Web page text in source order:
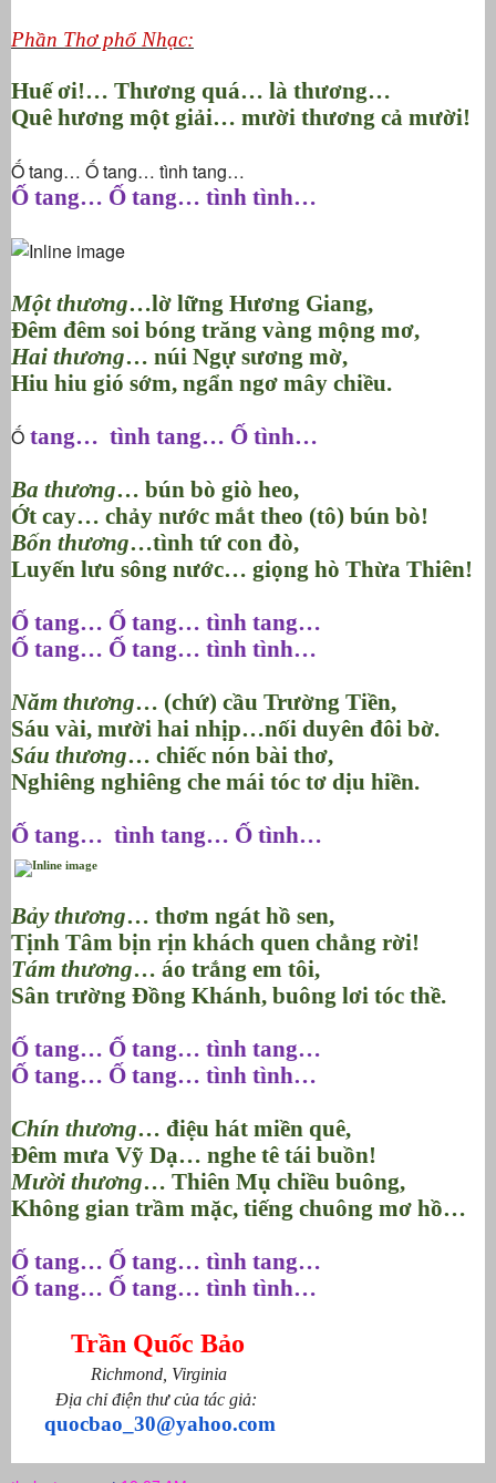
Phần Thơ phổ Nhạc:
Huế ơi!… Thương quá… là thương…
Quê hương một giải… mười thương cả mười!
Ố tang… Ố tang… tình tang…
Ố tang… Ố tang… tình tình…
Một thương…lờ lững Hương Giang,
Đêm đêm soi bóng trăng vàng mộng mơ,
Hai thương… núi Ngự sương mờ,
Hiu hiu gió sớm, ngẩn ngơ mây chiều.
Ố tang… tình tang… Ố tình…
Ba thương… bún bò giò heo,
Ớt cay… chảy nước mắt theo (tô) bún bò!
Bốn thương…tình tứ con đò,
Luyến lưu sông nước… giọng hò Thừa Thiên!
Ố tang… Ố tang… tình tang…
Ố tang… Ố tang… tình tình…
Năm thương… (chứ) cầu Trường Tiền,
Sáu vài, mười hai nhịp…nối duyên đôi bờ.
Sáu thương… chiếc nón bài thơ,
Nghiêng nghiêng che mái tóc tơ dịu hiền.
Ố tang… tình tang… Ố tình…
Bảy thương… thơm ngát hồ sen,
Tịnh Tâm bịn rịn khách quen chẳng rời!
Tám thương… áo trắng em tôi,
Sân trường Đồng Khánh, buông lơi tóc thề.
Ố tang… Ố tang… tình tang…
Ố tang… Ố tang… tình tình…
Chín thương… điệu hát miền quê,
Đêm mưa Vỹ Dạ… nghe tê tái buồn!
Mười thương… Thiên Mụ chiều buông,
Không gian trầm mặc, tiếng chuông mơ hồ…
Ố tang… Ố tang… tình tang…
Ố tang… Ố tang… tình tình…
Trần Quốc Bảo
Richmond, Virginia
Địa chỉ điện thư của tác giả:
quocbao_30@yahoo.com